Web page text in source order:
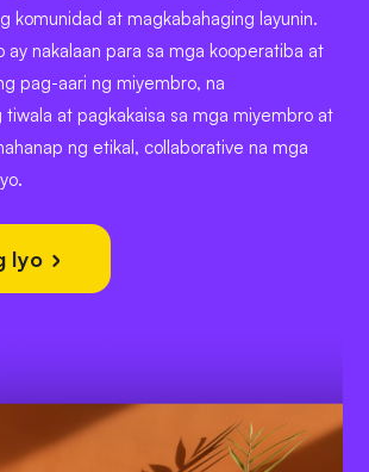
komunidad at magkabahaging layunin.
ay nakalaan para sa mga kooperatiba at
pag-aari ng miyembro, na
tiwala at pagkakaisa sa mga miyembro at
ng etikal, collaborative na mga
Iyo